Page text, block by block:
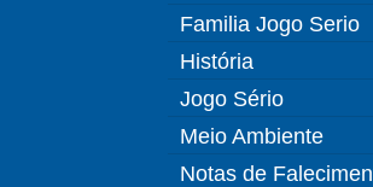
Familia Jogo Serio
História
Jogo Sério
Meio Ambiente
Notas de